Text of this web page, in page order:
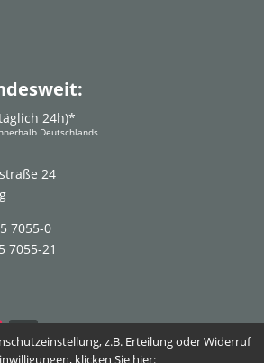
24h)*
Deutschlands
24
7055-0
7055-21
z.B. Erteilung oder Widerruf
klicken Sie hier: